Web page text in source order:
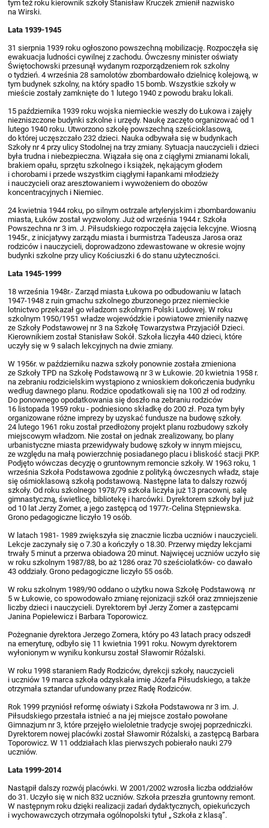
tym też roku kierownik szkoły Stanisław Kruczek zmienił nazwisko
na Wirski.
Lata 1939-1945
31 sierpnia 1939 roku ogłoszono powszechną mobilizację. Rozpoczęła się
ewakuacja ludności cywilnej z zachodu. Ówczesny minister oświaty
Świętochowski przesunął wydanym rozporządzeniem rok szkolny
o tydzień. 4 września 28 samolotów zbombardowało dzielnicę kolejową, w
tym budynek szkolny, na który spadło 15 bomb. Wszystkie szkoły w
mieście zostały zamknięte do 1 lutego 1940 z powodu braku lokali.
15 października 1939 roku wojska niemieckie weszły do Łukowa i zajęły
niezniszczone budynki szkolne i urzędy. Naukę zaczęto organizować od 1
lutego 1940 roku. Utworzono szkołę powszechną sześcioklasową,
do której uczęszczało 232 dzieci. Nauka odbywała się w budynkach
Szkoły nr 4 przy ulicy Stodolnej na trzy zmiany. Sytuacja nauczycieli i dzieci
była trudna i niebezpieczna. Wiązała się ona z ciągłymi zmianami lokali,
brakiem opału, sprzętu szkolnego i książek, nękającym głodem
i chorobami i przede wszystkim ciągłymi łapankami młodzieży
i nauczycieli oraz aresztowaniem i wywożeniem do obozów
koncentracyjnych i Niemiec.
24 kwietnia 1944 roku, po silnym ostrzale artyleryjskim i zbombardowaniu
miasta, Łuków został wyzwolony. Już od września 1944 r. Szkoła
Powszechna nr 3 im. J. Piłsudskiego rozpoczęła zajęcia lekcyjne. Wiosną
1945r., z inicjatywy zarządu miasta i burmistrza Tadeusza Jarosa oraz
rodziców i nauczycieli, doprowadzono zdewastowane w okresie wojny
budynki szkolne przy ulicy Kościuszki 6 do stanu użyteczności.
Lata 1945-1999
18 września 1948r.- Zarząd miasta Łukowa po odbudowaniu w latach
1947-1948 z ruin gmachu szkolnego zburzonego przez niemieckie
lotnictwo przekazał go władzom szkolnym Polski Ludowej. W roku
szkolnym 1950/1951 władze wojewódzkie i powiatowe zmieniły nazwę
ze Szkoły Podstawowej nr 3 na Szkołę Towarzystwa Przyjaciół Dzieci.
Kierownikiem został Stanisław Sokół. Szkoła liczyła 440 dzieci, które
uczyły się w 9 salach lekcyjnych na dwie zmiany.
W 1956r. w październiku nazwa szkoły ponownie została zmieniona
ze Szkoły TPD na Szkołę Podstawową nr 3 w Łukowie. 20 kwietnia 1958 r.
na zebraniu rodzicielskim wystąpiono z wnioskiem dokończenia budynku
według dawnego planu. Rodzice opodatkowali się na 100 zł od rodziny.
Do ponownego opodatkowania się doszło na zebraniu rodziców
16 listopada 1959 roku - podniesiono składkę do 200 zł. Poza tym były
organizowane różne imprezy by uzyskać fundusze na budowę szkoły.
24 lutego 1961 roku został przedłożony projekt planu rozbudowy szkoły
miejscowym władzom. Nie został on jednak zrealizowany, bo plany
urbanistyczne miasta przewidywały budowę szkoły w innym miejscu,
ze względu na małą powierzchnię posiadanego placu i bliskość stacji PKP.
Podjęto wówczas decyzję o gruntownym remoncie szkoły. W 1963 roku, 1
września Szkoła Podstawowa zgodnie z polityką ówczesnych władz, staje
się ośmioklasową szkołą podstawową. Następne lata to dalszy rozwój
szkoły. Od roku szkolnego 1978/79 szkoła liczyła już 13 pracowni, salę
gimnastyczną, świetlicę, bibliotekę i harcówki. Dyrektorem szkoły był już
od 10 lat Jerzy Zomer, a jego zastępcą od 1977r.-Celina Stępniewska.
Grono pedagogiczne liczyło 19 osób.
W latach 1981- 1989 zwiększyła się znacznie liczba uczniów i nauczycieli.
Lekcje zaczynały się o 7.30 a kończyły o 18.30. Przerwy między lekcjami
trwały 5 minut a przerwa obiadowa 20 minut. Najwięcej uczniów uczyło się
w roku szkolnym 1987/88, bo aż 1286 oraz 70 sześciolatków- co dawało
43 oddziały. Grono pedagogiczne liczyło 55 osób.
W roku szkolnym 1989/90 oddano o użytku nowa Szkołę Podstawową nr
5 w Łukowie, co spowodowało zmianę rejonizacji szkół oraz zmniejszenie
liczby dzieci i nauczycieli. Dyrektorem był Jerzy Zomer a zastępcami
Janina Popielewicz i Barbara Toporowicz.
Pożegnanie dyrektora Jerzego Zomera, który po 43 latach pracy odszedł
na emeryturę, odbyło się 11 kwietnia 1991 roku. Nowym dyrektorem
wyłonionym w wyniku konkursu został Sławomir Różalski.
W roku 1998 staraniem Rady Rodziców, dyrekcji szkoły, nauczycieli
i uczniów 19 marca szkoła odzyskała imię Józefa Piłsudskiego, a także
otrzymała sztandar ufundowany przez Radę Rodziców.
Rok 1999 przyniósł reformę oświaty i Szkoła Podstawowa nr 3 im. J.
Piłsudskiego przestała istnieć a na jej miejsce zostało powołane
Gimnazjum nr 3, które przejęło wieloletnie tradycje swojej poprzedniczki.
Dyrektorem nowej placówki został Sławomir Różalski, a zastępcą Barbara
Toporowicz. W 11 oddziałach klas pierwszych pobierało nauki 279
uczniów.
Lata 1999-2014
Nastąpił dalszy rozwój placówki. W 2001/2002 wzrosła liczba oddziałów
do 31. Uczyło się w nich 832 uczniów. Szkoła przeszła gruntowny remont.
W następnym roku dzięki realizacji zadań dydaktycznych, opiekuńczych
i wychowawczych otrzymała ogólnopolski tytuł „ Szkoła z klasą”.